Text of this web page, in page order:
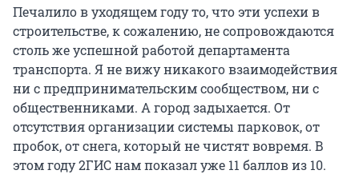
Печалило в уходящем году то, что эти успехи в
строительстве, к сожалению, не сопровождаются
столь же успешной работой департамента
транспорта. Я не вижу никакого взаимодействия
ни с предпринимательским сообществом, ни с
общественниками. А город задыхается. От
отсутствия организации системы парковок, от
пробок, от снега, который не чистят вовремя. В
этом году 2ГИС нам показал уже 11 баллов из 10.